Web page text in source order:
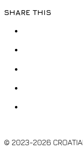
SHARE THIS
© 2023-2026